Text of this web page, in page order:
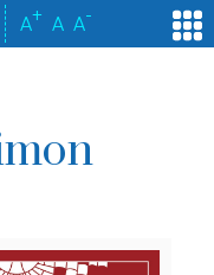
A+ A A-